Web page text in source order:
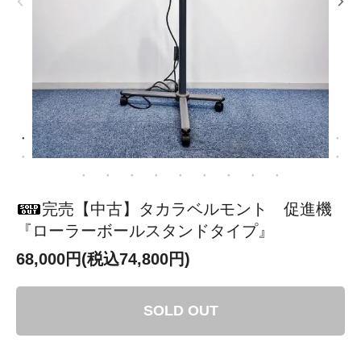
完売【中古】タカラベルモント 促進機
『ローラーボールスタンドタイプ』
68,000円(税込74,800円)
SOLD OUT